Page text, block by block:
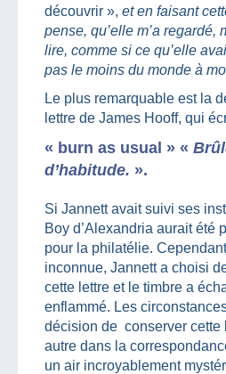
découvrir », et en faisant
pense, qu’elle m’a regardé,
lire, comme si ce qu’elle
pas le moins du monde à
Le plus remarquable est la
lettre de James Hooff, qui
« burn as usual » «
d’habitude. ».
Si Jannett avait suivi ses
Boy d’Alexandria aurait été
pour la philatélie.
inconnue, Jannett a choisi
cette lettre et le timbre a
enflammé. Les
décision de conserver cette
autre dans la
un air incroyablement